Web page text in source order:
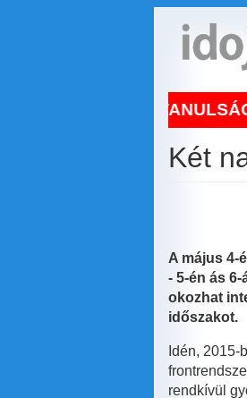
TANULSÁGOS: Ön is
Két
A május 4-
- 5-én ás
okozhat
időszakot.
Idén,
rendkívül